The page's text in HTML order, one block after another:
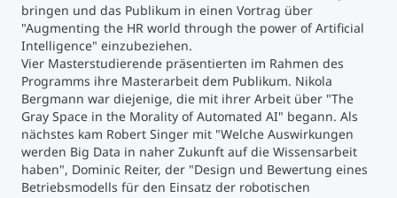
bringen und das Publikum in einen Vortrag über
"Augmenting the HR world through the power of Artificial
Intelligence" einzubeziehen.
Vier Masterstudierende präsentierten im Rahmen des
Programms ihre Masterarbeit dem Publikum. Nikola
Bergmann war diejenige, die mit ihrer Arbeit über "The
Gray Space in the Morality of Automated AI" begann. Als
nächstes kam Robert Singer mit "Welche Auswirkungen
werden Big Data in naher Zukunft auf die Wissensarbeit
haben", Dominic Reiter, der "Design und Bewertung eines
Betriebsmodells für den Einsatz der robotischen